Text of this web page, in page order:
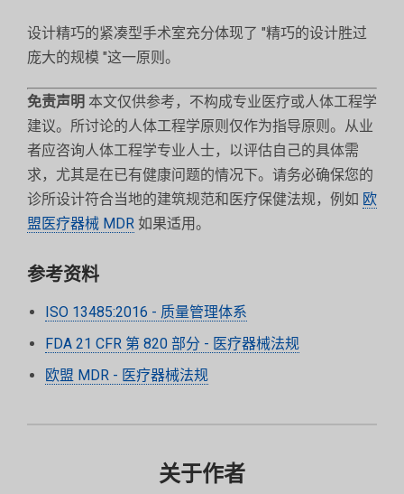
设计精巧的紧凑型手术室充分体现了 "精巧的设计胜过
庞大的规模 "这一原则。
免责声明 本文仅供参考，不构成专业医疗或人体工程学
建议。所讨论的人体工程学原则仅作为指导原则。从业
者应咨询人体工程学专业人士，以评估自己的具体需
求，尤其是在已有健康问题的情况下。请务必确保您的
诊所设计符合当地的建筑规范和医疗保健法规，例如 欧
盟医疗器械 MDR 如果适用。
参考资料
ISO 13485:2016 - 质量管理体系
FDA 21 CFR 第 820 部分 - 医疗器械法规
欧盟 MDR - 医疗器械法规
关于作者